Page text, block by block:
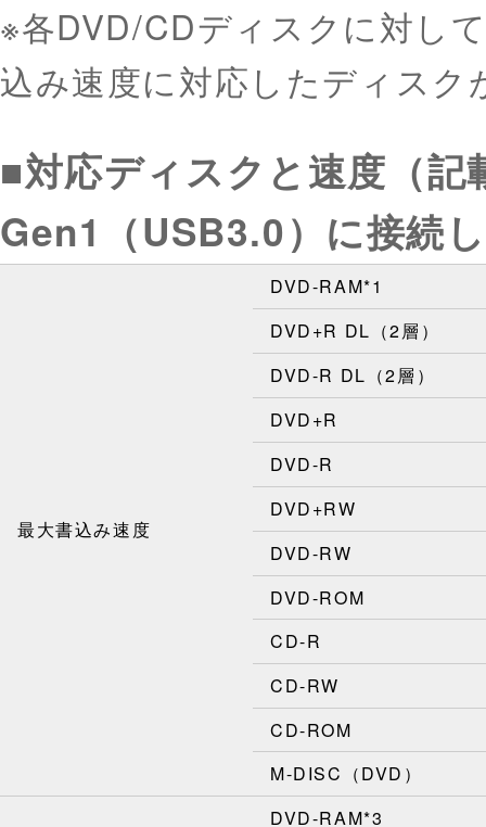
※各DVD/CDディスクに対し
込み速度に対応したディスク
■対応ディスクと速度（
Gen1（USB3.0）に接続
最大書込み速度
DVD-RAM*1
DVD+R DL（2層）
DVD-R DL（2層）
DVD+R
DVD-R
DVD+RW
DVD-RW
DVD-ROM
CD-R
CD-RW
CD-ROM
M-DISC（DVD）
DVD-RAM*3